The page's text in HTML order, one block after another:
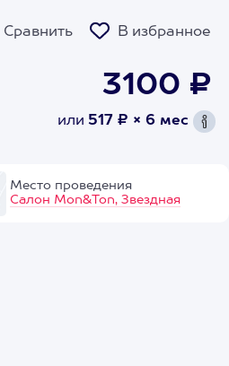
Сравнить В избранное
3100 ₽
или 517 ₽ × 6 мес
Место проведения
Салон Mon&Ton, Звездная